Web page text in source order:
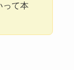
って本